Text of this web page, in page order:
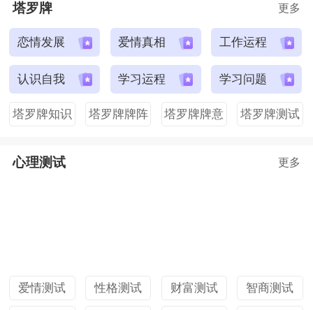
塔罗牌 更多
恋情发展 爱情真相 工作运程
认识自我 学习运程 学习问题
塔罗牌知识 塔罗牌牌阵 塔罗牌牌意 塔罗牌测试
心理测试 更多
爱情测试 性格测试 财富测试 智商测试